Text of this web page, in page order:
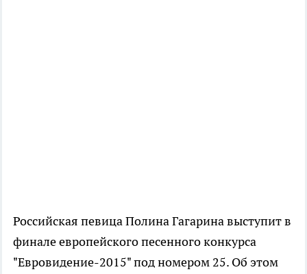
Российская певица Полина Гагарина выступит в
финале европейского песенного конкурса
"Евровидение-2015" под номером 25. Об этом